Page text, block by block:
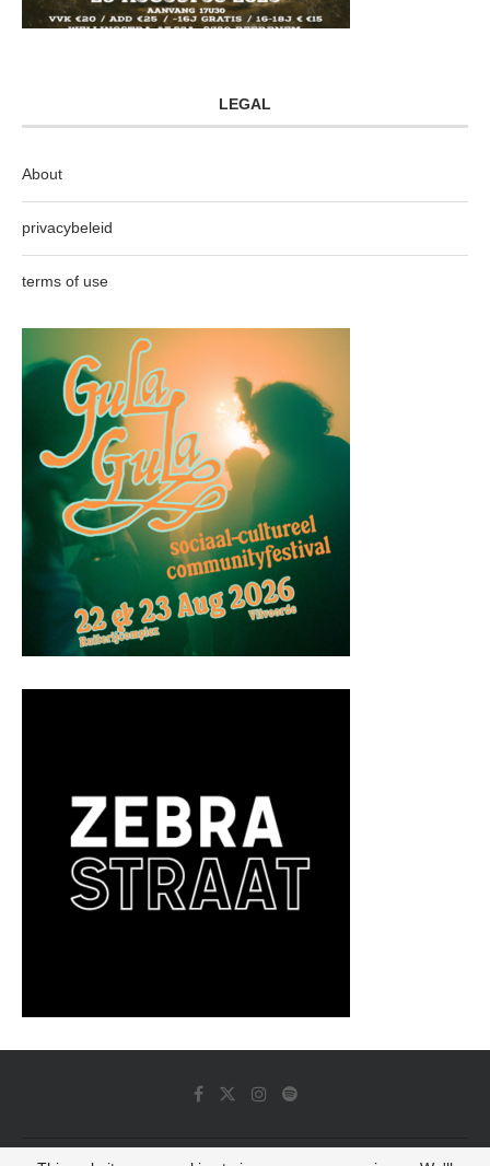
LEGAL
About
privacybeleid
terms of use